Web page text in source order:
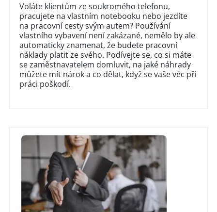
Voláte klientům ze soukromého telefonu,
pracujete na vlastním notebooku nebo jezdíte
na pracovní cesty svým autem? Používání
vlastního vybavení není zakázané, nemělo by ale
automaticky znamenat, že budete pracovní
náklady platit ze svého. Podívejte se, co si máte
se zaměstnavatelem domluvit, na jaké náhrady
můžete mít nárok a co dělat, když se vaše věc při
práci poškodí.